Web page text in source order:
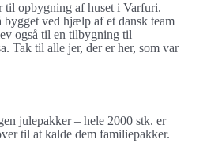
til opbygning af huset i Varfuri.
bygget ved hjælp af et dansk team
også til en tilbygning til
Tak til alle jer, der er her, som var
julepakker – hele 2000 stk. er
til at kalde dem familiepakker.